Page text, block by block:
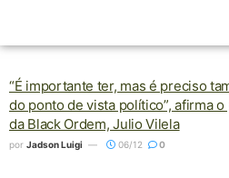
“É importante ter, mas é preciso
do ponto de vista político”, afirma
da Black Ordem, Julio Vilela
por Jadson Luigi 06/12 0